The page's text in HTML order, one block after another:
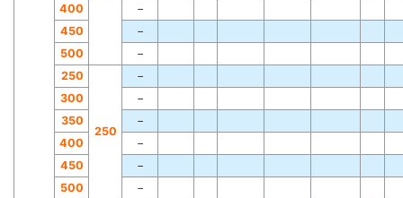
400
−
450
−
500
−
250
250
−
300
−
350
−
400
−
450
−
500
−